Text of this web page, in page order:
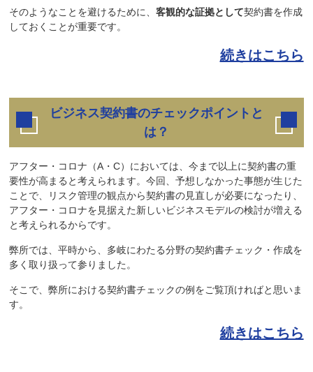
そのようなことを避けるために、客観的な証拠として契約書を作成
しておくことが重要です。
続きはこちら
ビジネス契約書のチェックポイントと
は？
アフター・コロナ（A・C）においては、今まで以上に契約書の重
要性が高まると考えられます。今回、予想しなかった事態が生じた
ことで、リスク管理の観点から契約書の見直しが必要になったり、
アフター・コロナを見据えた新しいビジネスモデルの検討が増える
と考えられるからです。
弊所では、平時から、多岐にわたる分野の契約書チェック・作成を
多く取り扱って参りました。
そこで、弊所における契約書チェックの例をご覧頂ければと思いま
す。
続きはこちら